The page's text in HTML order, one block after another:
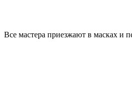
Все мастера приезжают в масках и